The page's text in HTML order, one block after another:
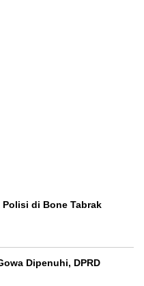
Polisi di Bone Tabrak
Dipenuhi, DPRD